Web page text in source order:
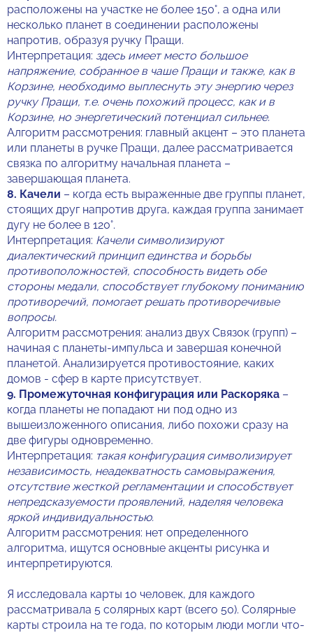
расположены на участке не более 150°, а одна или
несколько планет в соединении расположены
напротив, образуя ручку Пращи.
Интерпретация: здесь имеет место большое
напряжение, собранное в чаше Пращи и также, как в
Корзине, необходимо выплеснуть эту энергию через
ручку Пращи, т.е. очень похожий процесс, как и в
Корзине, но энергетический потенциал сильнее.
Алгоритм рассмотрения: главный акцент – это планета
или планеты в ручке Пращи, далее рассматривается
связка по алгоритму начальная планета –
завершающая планета.
8. Качели – когда есть выраженные две группы планет,
стоящих друг напротив друга, каждая группа занимает
дугу не более в 120°.
Интерпретация: Качели символизируют
диалектический принцип единства и борьбы
противоположностей, способность видеть обе
стороны медали, способствует глубокому пониманию
противоречий, помогает решать противоречивые
вопросы.
Алгоритм рассмотрения: анализ двух Связок (групп) –
начиная с планеты-импульса и завершая конечной
планетой. Анализируется противостояние, каких
домов - сфер в карте присутствует.
9. Промежуточная конфигурация или Раскоряка –
когда планеты не попадают ни под одно из
вышеизложенного описания, либо похожи сразу на
две фигуры одновременно.
Интерпретация: такая конфигурация символизирует
независимость, неадекватность самовыражения,
отсутствие жесткой регламентации и способствует
непредсказуемости проявлений, наделяя человека
яркой индивидуальностью.
Алгоритм рассмотрения: нет определенного
алгоритма, ищутся основные акценты рисунка и
интерпретируются.
Я исследовала карты 10 человек, для каждого
рассматривала 5 солярных карт (всего 50). Солярные
карты строила на те года, по которым люди могли что-